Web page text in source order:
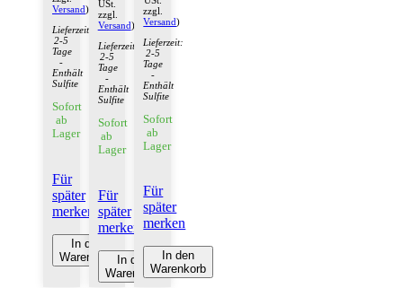
Versand)
Lieferzeit:
2-5
Tage
-
Enthält
Sulfite
Sofort
ab
Lager
Für
später
merken
In den
Warenkorb
USt.
zzgl.
Versand)
Lieferzeit:
2-5
Tage
-
Enthält
Sulfite
Sofort
ab
Lager
Für
später
merken
In den
Warenkorb
zzgl.
Versand)
Lieferzeit:
2-5
Tage
-
Enthält
Sulfite
Sofort
ab
Lager
Für
später
merken
In den
Warenkorb